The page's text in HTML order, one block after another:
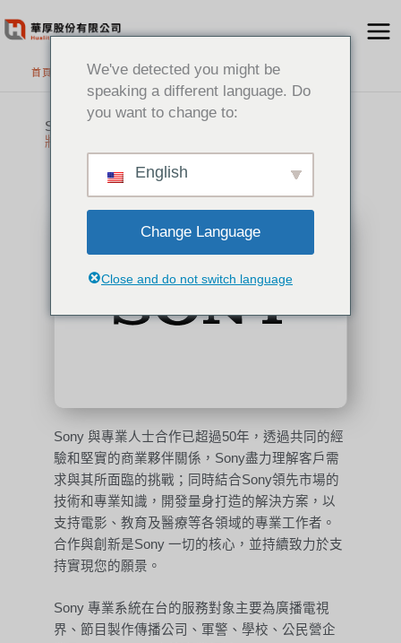
至
首頁 代理品牌
Sony
將您的願景化為現實
Sony 與專業人士合作已超過50年，透過共同的經
驗和堅實的商業夥伴關係，Sony盡力理解客戶需
求與其所面臨的挑戰；同時結合Sony領先市場的
技術和專業知識，開發量身打造的解決方案，以
支持電影、教育及醫療等各領域的專業工作者。
合作與創新是Sony 一切的核心，並持續致力於支
持實現您的願景。
Sony 專業系統在台的服務對象主要為廣播電視
界、節目製作傳播公司、軍警、學校、公民營企
We've detected you might be
speaking a different language. Do
you want to change to:
English
Change Language
Close and do not switch language